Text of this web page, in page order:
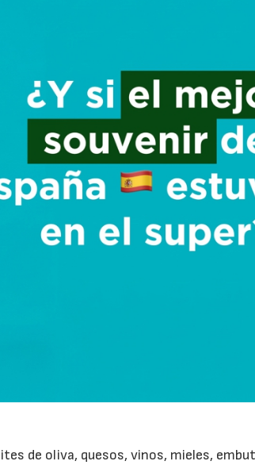
de oliva, quesos, vinos, mieles,